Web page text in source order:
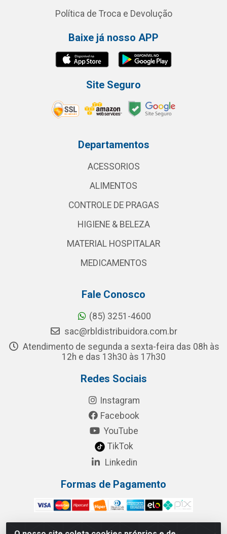
Política de Troca e Devolução
Baixe já nosso APP
Site Seguro
Departamentos
ACESSORIOS
ALIMENTOS
CONTROLE DE PRAGAS
HIGIENE & BELEZA
MATERIAL HOSPITALAR
MEDICAMENTOS
Fale Conosco
(85) 3251-4600
sac@rbldistribuidora.com.br
Atendimento de segunda a sexta-feira das 08h às
12h e das 13h30 às 17h30
Redes Sociais
Instagram
Facebook
YouTube
TikTok
Linkedin
Formas de Pagamento